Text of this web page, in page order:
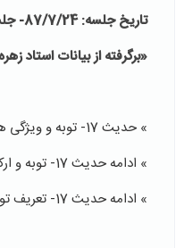
تاریخ جلسه: 87/7/24- جلسه 40
«برگرفته از بیانات استاد
» حدیث 17- توبه و ویژگی های آن
» ادامه حدیث 17- توبه و ارکان آن
» ادامه حدیث 17- تعریف توبه نصوح